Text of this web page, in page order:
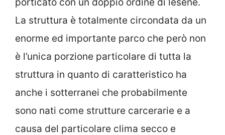
La struttura è totalmente circondata da un
enorme ed importante parco che però non
è l’unica porzione particolare di tutta la
struttura in quanto di caratteristico ha
anche i sotterranei che probabilmente
sono nati come strutture carcerarie e a
causa del particolare clima secco e